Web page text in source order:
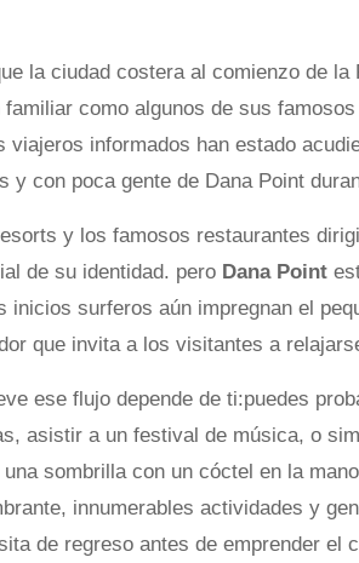
la ciudad costera al comienzo de
como algunos de sus
viajeros informados han estado
y con poca gente de Dana Point
y los famosos restaurantes
de su identidad. pero Dana Point
inicios surferos aún impregnan el
que invita a los visitantes a
ese flujo depende de ti:puedes
asistir a un festival de música, o
sombrilla con un cóctel en la
innumerables actividades y
de regreso antes de emprender el